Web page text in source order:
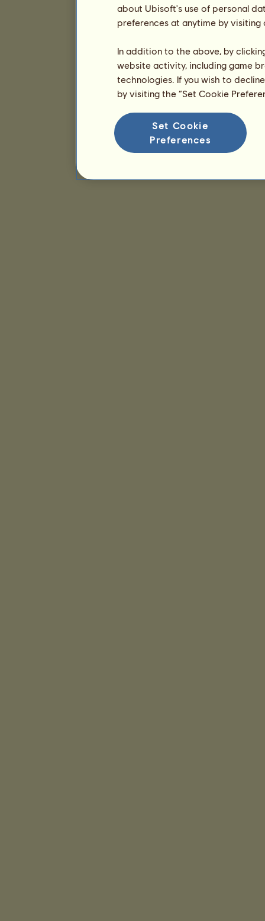
about Ubisoft's use of personal
preferences at anytime by
In addition to the above, by
website activity, including game
technologies. If you wish to
by visiting the “Set Cookie
Set Cookie
Preferences